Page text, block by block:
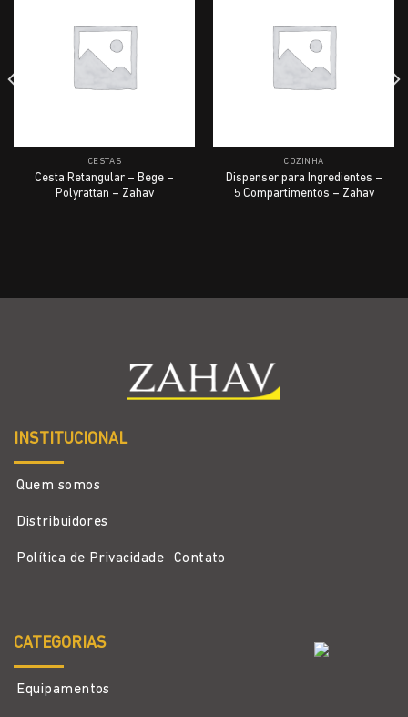
CESTAS
Cesta Retangular – Bege –
Polyrattan – Zahav
COZINHA
Dispenser para Ingredientes –
5 Compartimentos – Zahav
INSTITUCIONAL
Quem somos
Distribuidores
Política de Privacidade Contato
CATEGORIAS
Equipamentos